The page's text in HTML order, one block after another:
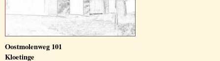
Oostmolenweg 101
Kloetinge